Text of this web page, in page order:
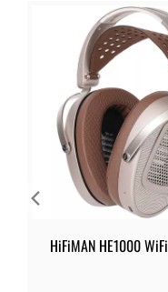
HiFiMAN HE1000 WiFi